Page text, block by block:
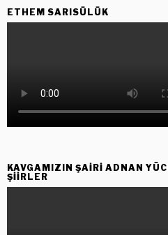
ETHEM SARISÜLÜK
KAVGAMIZIN ŞAIRI ADNAN
ŞIIRLER